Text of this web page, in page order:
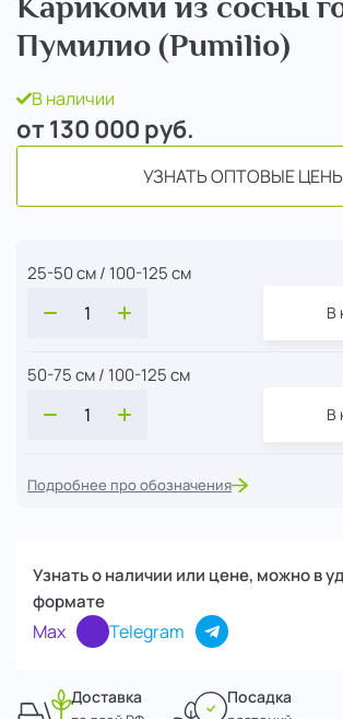
Пумилио (Pumilio)
В наличии
от 130 000 руб.
УЗНАТЬ ОПТОВЫЕ
25-50 см / 100-125 см
В
50-75 см / 100-125 см
В
Подробнее про обозначения
Узнать о наличии или цене, можно в
формате
Max Telegram
Доставка Посадка